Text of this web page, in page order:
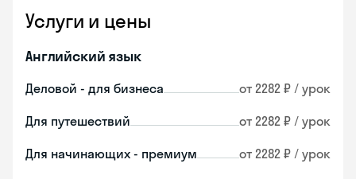
Услуги и цены
Английский язык
Деловой - для бизнеса от 2282 ₽ / урок
Для путешествий от 2282 ₽ / урок
Для начинающих - премиум от 2282 ₽ / урок